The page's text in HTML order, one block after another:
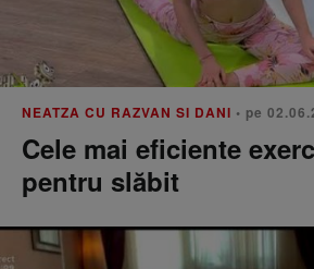
NEATZA CU RAZVAN SI DANI • pe
Cele mai eficiente
pentru slăbit